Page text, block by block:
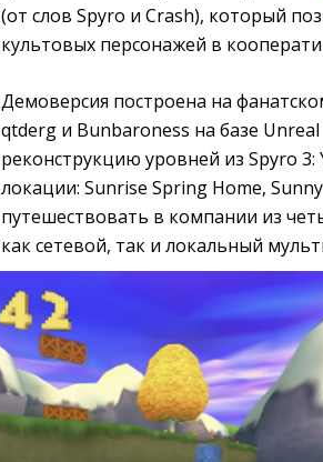
(от слов Spyro и Crash), который
культовых персонажей в
Демоверсия построена на
qtderg и Bunbaroness на базе
реконструкцию уровней из Spyro
локации: Sunrise Spring Home,
путешествовать в компании из
как сетевой, так и локальный